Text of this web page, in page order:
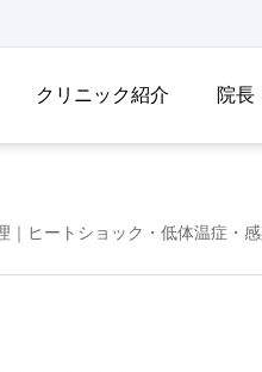
クリニック紹介 院長
｜ヒートショック・低体温症・